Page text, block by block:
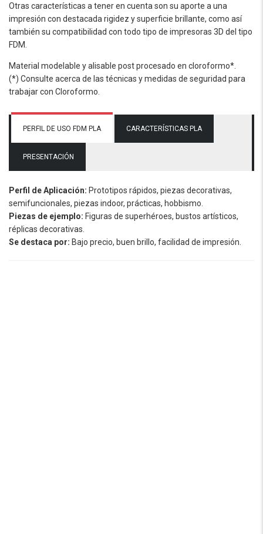
Otras características a tener en cuenta son su aporte a una
impresión con destacada rigidez y superficie brillante, como así
también su compatibilidad con todo tipo de impresoras 3D del tipo
FDM.
Material modelable y alisable post procesado en cloroformo*.
(*) Consulte acerca de las técnicas y medidas de seguridad para
trabajar con Cloroformo.
PERFIL DE USO FDM PLA CARACTERÍSTICAS PLA
PRESENTACIÓN
Perfil de Aplicación: Prototipos rápidos, piezas decorativas,
semifuncionales, piezas indoor, prácticas, hobbismo.
Piezas de ejemplo: Figuras de superhéroes, bustos artísticos,
réplicas decorativas.
Se destaca por: Bajo precio, buen brillo, facilidad de impresión.